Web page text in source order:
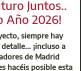
Juntos..
Año 2026!
siempre hay
¡incluso a
de Madrid
hacéis posible esta